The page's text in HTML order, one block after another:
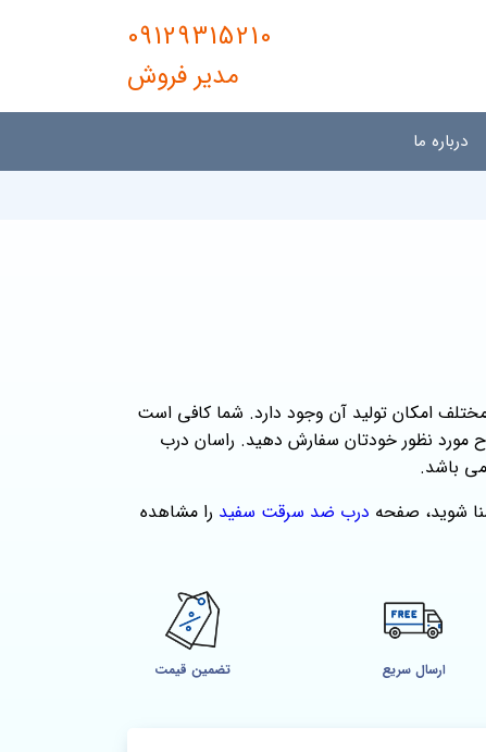
09129315210
مدیر فروش
درباره ما
رنگ های مختلف امکان تولید آن وجود دارد. شما کافی است
مورد نظور خودتان سفارش دهید. راسان درب
می باشد.
شوید، صفحه درب ضد سرقت سفید را مشاهده
ارسال سریع تضمین قیمت